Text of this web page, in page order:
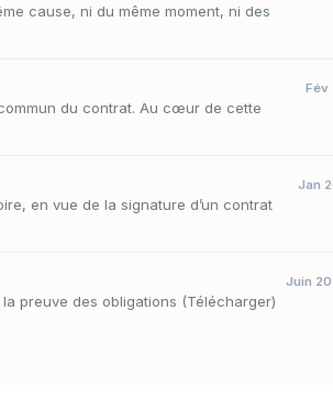
cause, ni du même moment, ni des
du contrat. Au cœur de cette
Fév
en vue de la signature d’un contrat
Jan
preuve des obligations (Télécharger)
Juin